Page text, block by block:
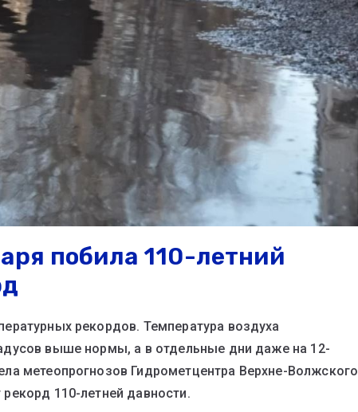
побила 110-летний
рекордов. Температура воздуха
выше нормы, а в отдельные дни даже на 12-
метеопрогнозов Гидрометцентра Верхне-Волжского
110-летней давности.